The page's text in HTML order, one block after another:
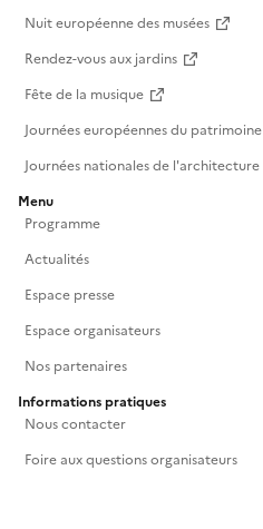
Nuit européenne des musées
Rendez-vous aux jardins
Fête de la musique
Journées européennes du patrimoine
Journées nationales de l'architecture
Menu
Programme
Actualités
Espace presse
Espace organisateurs
Nos partenaires
Informations pratiques
Nous contacter
Foire aux questions organisateurs